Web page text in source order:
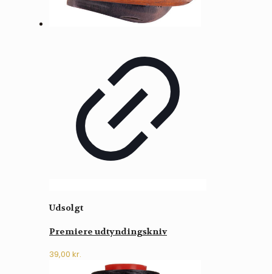
Udsolgt
Premiere udtyndingskniv
39,00 kr.